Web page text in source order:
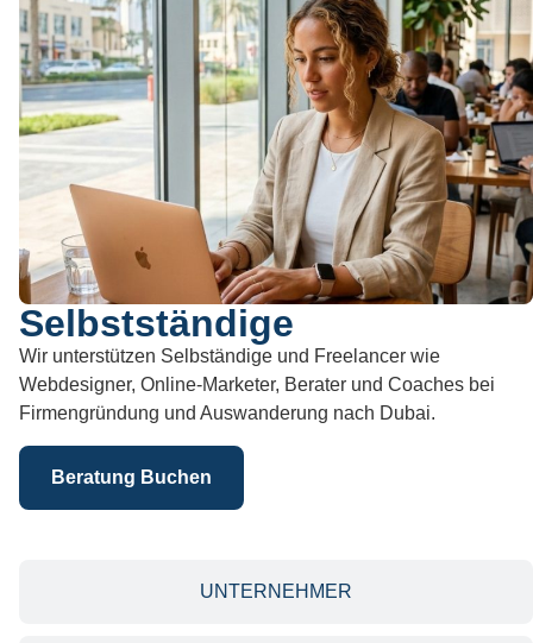
UNTERNEHMER
Selbstständige
Wir unterstützen Selbständige und Freelancer wie
Webdesigner, Online-Marketer, Berater und Coaches bei
Firmengründung und Auswanderung nach Dubai.
Beratung Buchen